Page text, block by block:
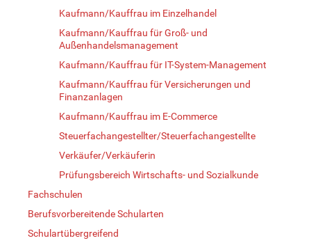
Kaufmann/Kauffrau im Einzelhandel
Kaufmann/Kauffrau für Groß- und
Außenhandelsmanagement
Kaufmann/Kauffrau für IT-System-Management
Kaufmann/Kauffrau für Versicherungen und
Finanzanlagen
Kaufmann/Kauffrau im E-Commerce
Steuerfachangestellter/Steuerfachangestellte
Verkäufer/Verkäuferin
Prüfungsbereich Wirtschafts- und Sozialkunde
Fachschulen
Berufsvorbereitende Schularten
Schulartübergreifend